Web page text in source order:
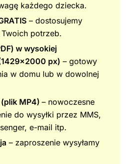
każdego dziecka.
– dostosujemy
potrzeb.
w wysokiej
px) – gotowy
w domu lub w dowolnej
MP4) – nowoczesne
do wysyłki przez MMS,
e-mail itp.
– zaproszenie wysyłamy